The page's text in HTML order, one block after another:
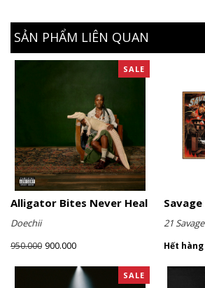
SẢN PHẨM LIÊN QUAN
SALE
Alligator Bites Never Heal
Doechii
950.000 900.000
21
Hết hàng
SALE